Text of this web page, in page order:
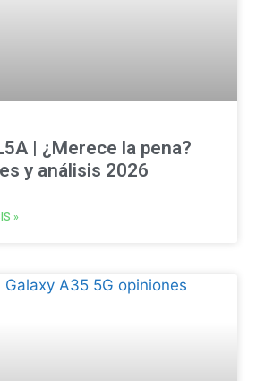
| ¿Merece la pena?
y análisis 2026
»